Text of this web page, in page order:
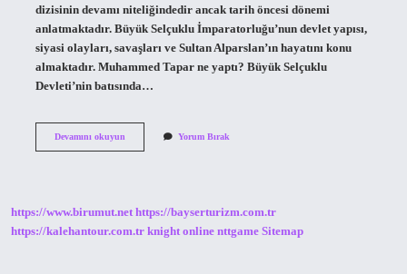
dizisinin devamı niteliğindedir ancak tarih öncesi dönemi
anlatmaktadır. Büyük Selçuklu İmparatorluğu’nun devlet yapısı,
siyasi olayları, savaşları ve Sultan Alparslan’ın hayatını konu
almaktadır. Muhammed Tapar ne yaptı? Büyük Selçuklu
Devleti’nin batısında…
Devamını okuyunUyanış
Yorum Bırak
https://www.birumut.net https://bayserturizm.com.tr
https://kalehantour.com.tr knight online nttgame Sitemap